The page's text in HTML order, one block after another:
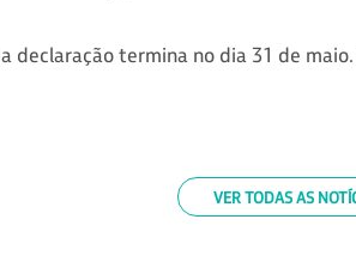
declaração termina no dia 31 de
VER TODAS AS